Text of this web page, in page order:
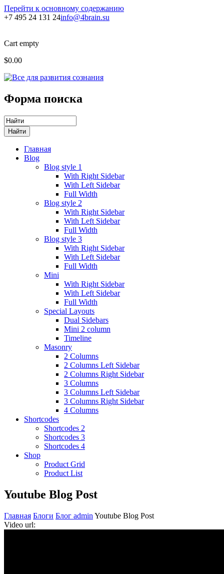
Перейти к основному содержанию
+7 495 24 131 24info@4brain.su
Cart empty
$0.00
Форма поиска
Главная
Blog
Blog style 1
With Right Sidebar
With Left Sidebar
Full Width
Blog style 2
With Right Sidebar
With Left Sidebar
Full Width
Blog style 3
With Right Sidebar
With Left Sidebar
Full Width
Mini
With Right Sidebar
With Left Sidebar
Full Width
Special Layouts
Dual Sidebars
Mini 2 column
Timeline
Masonry
2 Columns
2 Columns Left Sidebar
2 Columns Right Sidebar
3 Columns
3 Columns Left Sidebar
3 Columns Right Sidebar
4 Columns
Shortcodes
Shortcodes 2
Shortcodes 3
Shortcodes 4
Shop
Product Grid
Product List
Youtube Blog Post
Главная Блоги Блог admin Youtube Blog Post
Video url: